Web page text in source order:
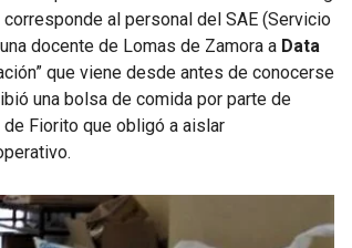
al personal del SAE (Servicio
docente de Lomas de Zamora a Data
que viene desde antes de conocerse
una bolsa de comida por parte de
Fiorito que obligó a aislar